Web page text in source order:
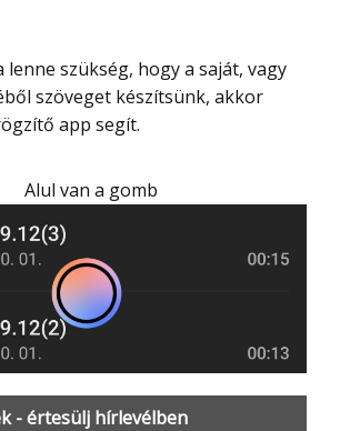
szöveget készítsünk, akkor
app segít.
Alul van a gomb
- értesülj hírlevélben